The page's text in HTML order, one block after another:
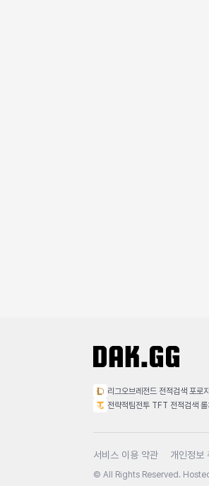
리그오브레전드 전적검색 포로
전략적팀전투 TFT 전적검색 롤
서비스 이용 약관 개인정보
© All Rights Reserved.